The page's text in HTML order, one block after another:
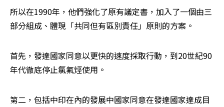
所以在1990年，他們強化了原有議定書，加入了一個由三
部分組成、體現「共同但有區別責任」原則的方案。
首先，發達國家同意以更快的速度採取行動，到20世紀90
年代徹底停止氯氟烴使用。
第二，包括中印在內的發展中國家同意在發達國家達成目